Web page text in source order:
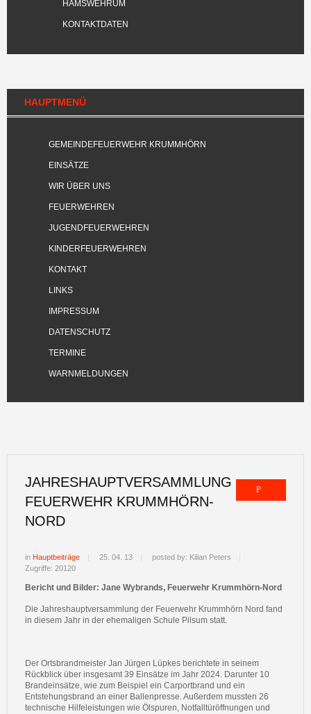
HAMSWEHRUM
KONTAKTDATEN
HAUPTMENÜ
GEMEINDEFEUERWEHR KRUMMHÖRN
EINSÄTZE
WIR ÜBER UNS
FEUERWEHREN
JUGENDFEUERWEHREN
KINDERFEUERWEHREN
KONTAKT
LINKS
IMPRESSUM
DATENSCHUTZ
TERMINE
WARNMELDUNGEN
JAHRESHAUPTVERSAMMLUNG
FEUERWEHR KRUMMHÖRN-
NORD
in Hauptbeiträge 25. 04. 13
posted by: Kilian Peters
Zugriffe: 20120
Bericht und Bilder: Jane Wybrands, Feuerwehr Krummhörn-Nord
Die Jahreshauptversammlung der Feuerwehr Krummhörn Nord fand
in diesem Jahr in der ehemaligen Schule Pilsum statt.
Der Ortsbrandmeister Jan Jürgen Lüpkes berichtete in seinem
Rückblick über insgesamt 39 Einsätze im Jahr 2024. Darunter 10
Brandeinsätze, wie zum Beispiel ein Carportbrand und ein
Entstehungsbrand an einer Ballenpresse. Außerdem mussten 26
technische Hilfeleistungen wie Ölspuren, Notfalltüröffnungen und